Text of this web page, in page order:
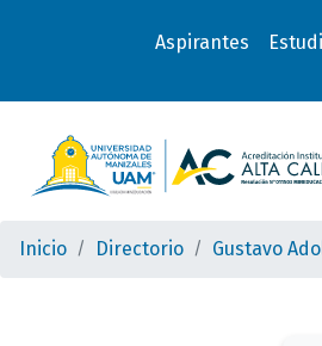
Aspirantes
Inicio Directorio Gustavo